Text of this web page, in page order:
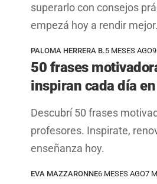
superarlo con consejos
empezá hoy a rendir mejor.
PALOMA HERRERA B.5 MESES AGO
50 frases
inspiran cada día
Descubrí 50 frases
profesores. Inspirate,
enseñanza hoy.
EVA MAZZARONNE6 MESES AGO7